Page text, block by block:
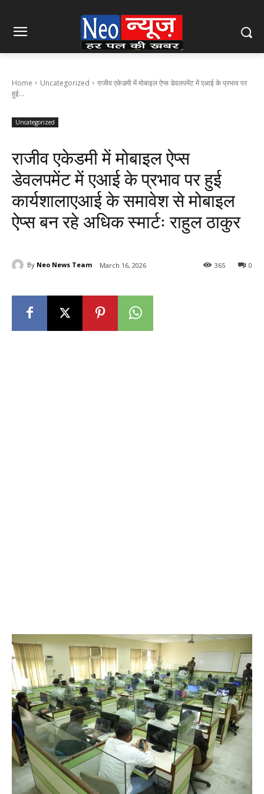
Home Uncategorized
राजीव एकेडमी में मोबाइल ऐप्स डेवलपमेंट में एआई के प्रभाव पर
हुई...
Uncategorized
राजीव एकेडमी में मोबाइल ऐप्स
डेवलपमेंट में एआई के प्रभाव पर हुई
कार्यशालाएआई के समावेश से मोबाइल
ऐप्स बन रहे अधिक स्मार्टः राहुल ठाकुर
By Neo News Team March 16, 2026 0
365